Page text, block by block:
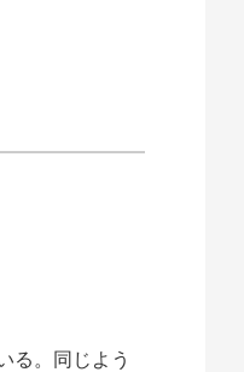
る。同じよう